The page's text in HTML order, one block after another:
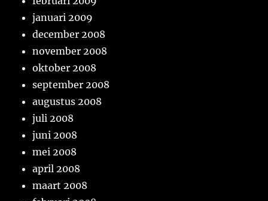
januari 2009
december 2008
november 2008
oktober 2008
september 2008
augustus 2008
juli 2008
juni 2008
mei 2008
april 2008
maart 2008